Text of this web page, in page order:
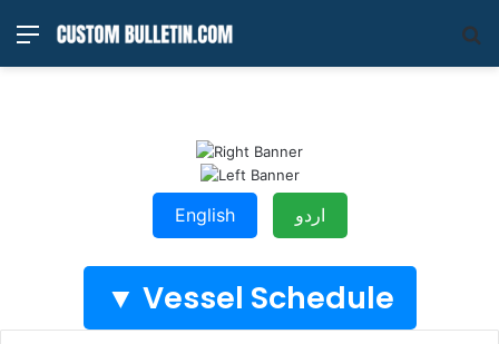
Menu
English اردو
Vessel Schedule ▼